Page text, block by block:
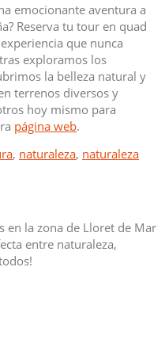
emocionante aventura a
Reserva tu tour en quad
que nunca
exploramos los
la belleza natural y
terrenos diversos y
hoy mismo para
página web.
, naturaleza, naturaleza
en la zona de Lloret de Mar
entre naturaleza,